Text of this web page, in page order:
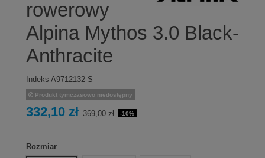
rowerowy
Alpina Mythos 3.0 Black-
Anthracite
Indeks A9712132-S
Produkt tymczasowo niedostępny
332,10 zł 369,00 zł -10%
Rozmiar